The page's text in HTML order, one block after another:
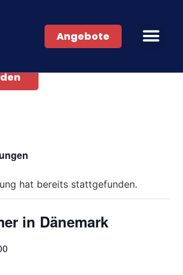
Angebote
hat bereits stattgefunden.
in Dänemark